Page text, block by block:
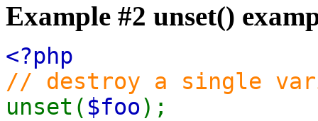
Example #2 unset()
<?php
// destroy a single
unset( $foo);